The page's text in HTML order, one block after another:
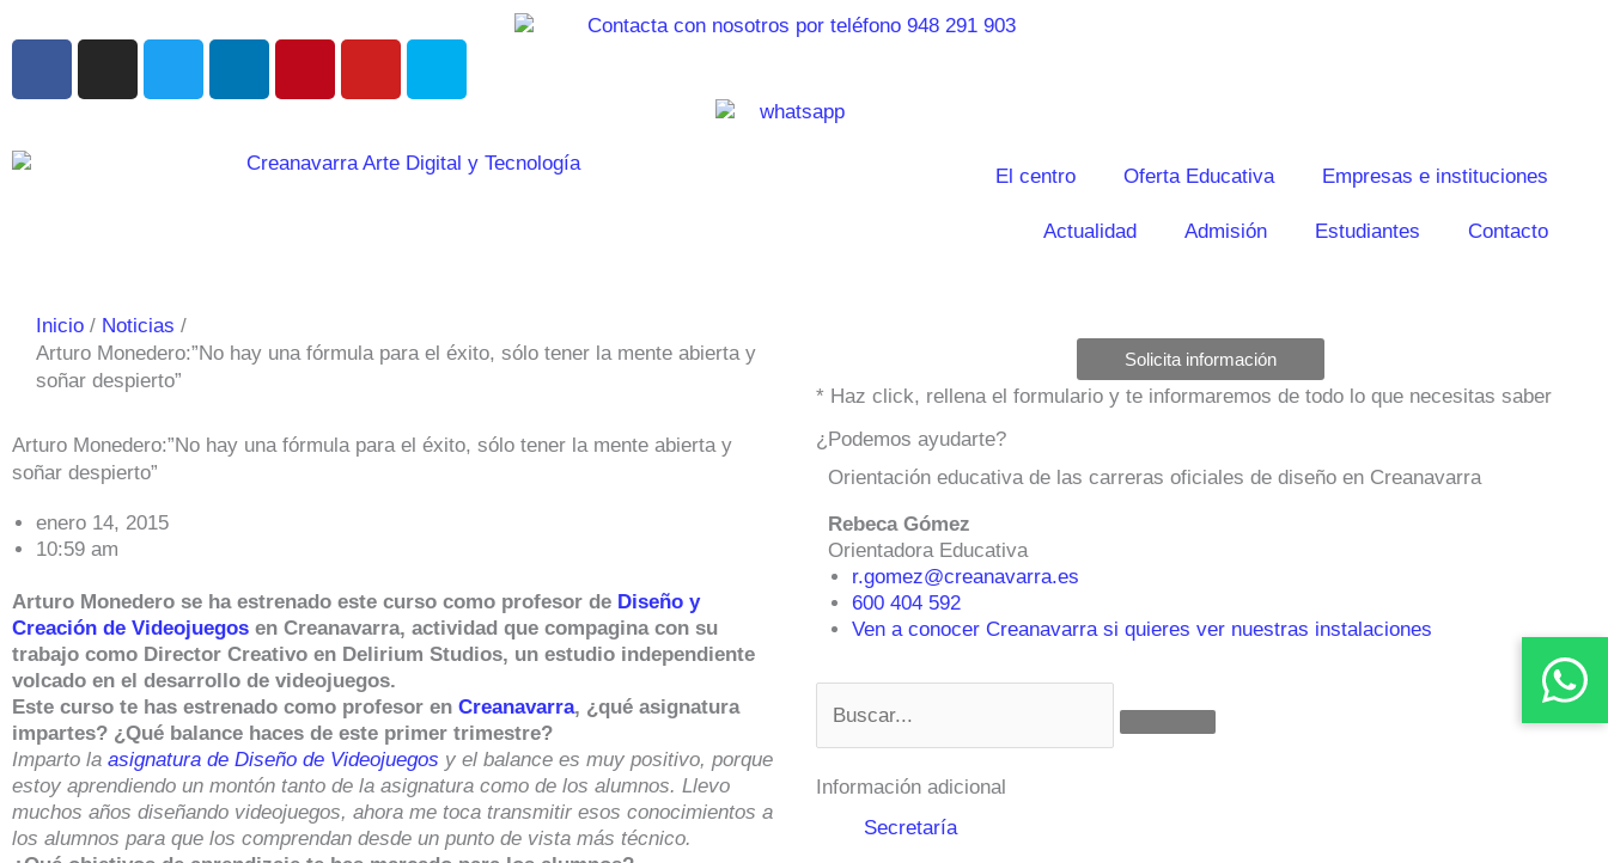
al
e
e
u
e
El centro Oferta Educativa Empresas e instituciones
Actualidad Admisión Estudiantes Contacto
Inicio
Noticias
Arturo Monedero:”No hay una fórmula para el éxito, sólo tener la mente abierta y
soñar despierto”
Arturo Monedero:”No hay una fórmula para el éxito, sólo tener la mente abierta y
soñar despierto”
enero 14, 2015
10:59 am
Arturo Monedero se ha estrenado este curso como profesor de Diseño y
Creación de Videojuegos en Creanavarra, actividad que compagina con su
trabajo como Director Creativo en Delirium Studios, un estudio independiente
volcado en el desarrollo de videojuegos.
Este curso te has estrenado como profesor en Creanavarra, ¿qué asignatura
impartes? ¿Qué balance haces de este primer trimestre?
Imparto la asignatura de Diseño de Videojuegos y el balance es muy positivo, porque
estoy aprendiendo un montón tanto de la asignatura como de los alumnos. Llevo
muchos años diseñando videojuegos, ahora me toca transmitir esos conocimientos a
los alumnos para que los comprendan desde un punto de vista más técnico.
Solicita información
* Haz click, rellena el formulario y te informaremos de todo lo que necesitas saber
¿Podemos ayudarte?
Orientación educativa de las carreras oficiales de diseño en Creanavarra
Rebeca Gómez
Orientadora Educativa
r.gomez@creanavarra.es
600 404 592
Ven a conocer Creanavarra si quieres ver nuestras instalaciones
Información adicional
Secretaría